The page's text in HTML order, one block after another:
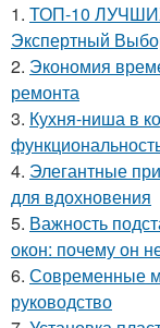
1. ТОП-10
Экспертный
2. Экономия
ремонта
3. Кухня-ниша в
4. Элегантные
для вдохновения
5. Важность
окон: почему он
6. Современные
руководство